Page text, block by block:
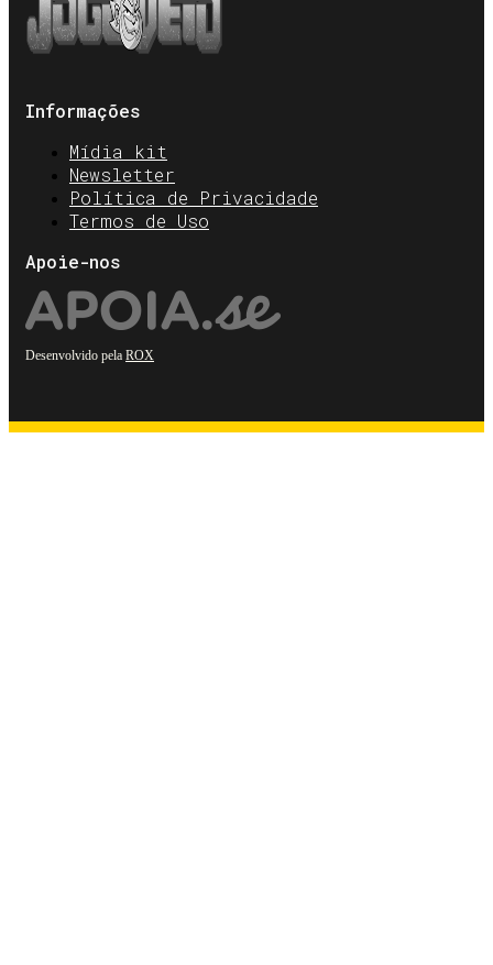
Informações
Mídia kit
Newsletter
Política de Privacidade
Termos de Uso
Apoie-nos
Desenvolvido pela ROX